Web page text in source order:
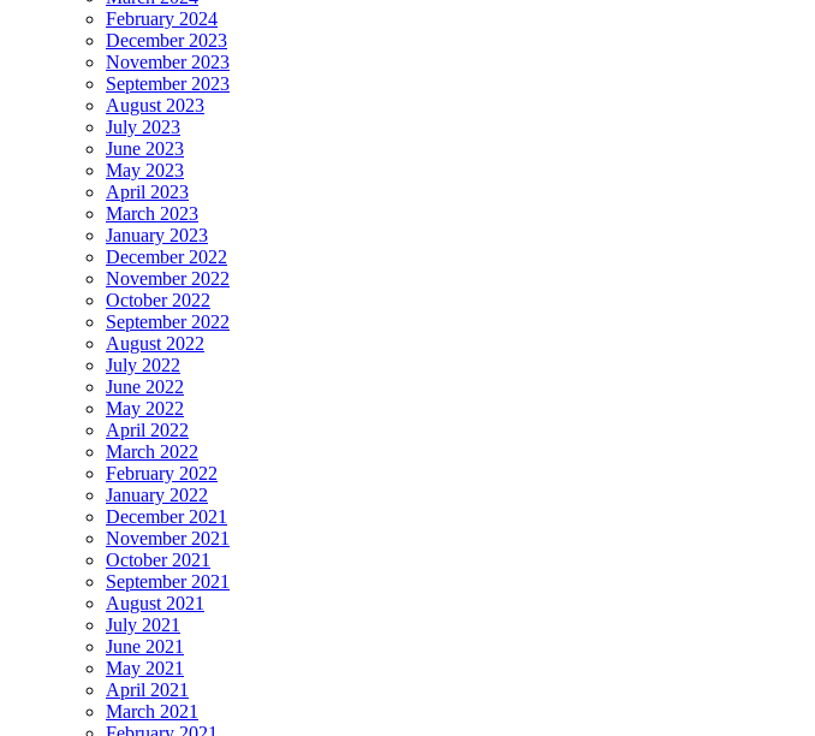
February 2024
December 2023
November 2023
September 2023
August 2023
July 2023
June 2023
May 2023
April 2023
March 2023
January 2023
December 2022
November 2022
October 2022
September 2022
August 2022
July 2022
June 2022
May 2022
April 2022
March 2022
February 2022
January 2022
December 2021
November 2021
October 2021
September 2021
August 2021
July 2021
June 2021
May 2021
April 2021
March 2021